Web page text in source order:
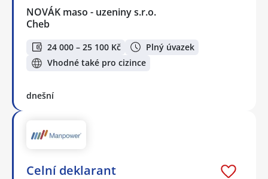
NOVÁK maso - uzeniny s.r.o.
Cheb
24 000 – 25 100 Kč
Plný úvazek
Vhodné také pro cizince
dnešní
Celní deklarant